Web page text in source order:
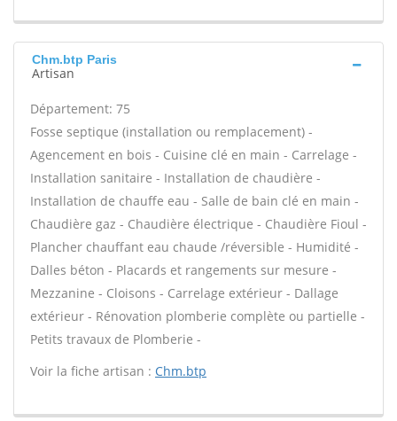
Chm.btp Paris
Artisan
Département: 75
Fosse septique (installation ou remplacement) -
Agencement en bois - Cuisine clé en main - Carrelage -
Installation sanitaire - Installation de chaudière -
Installation de chauffe eau - Salle de bain clé en main -
Chaudière gaz - Chaudière électrique - Chaudière Fioul -
Plancher chauffant eau chaude /réversible - Humidité -
Dalles béton - Placards et rangements sur mesure -
Mezzanine - Cloisons - Carrelage extérieur - Dallage
extérieur - Rénovation plomberie complète ou partielle -
Petits travaux de Plomberie -
Voir la fiche artisan : Chm.btp